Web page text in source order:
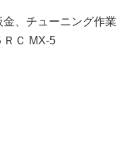
、チューニング作業
Ｃ MX-5